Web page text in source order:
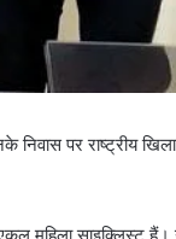
निवास पर राष्ट्रीय